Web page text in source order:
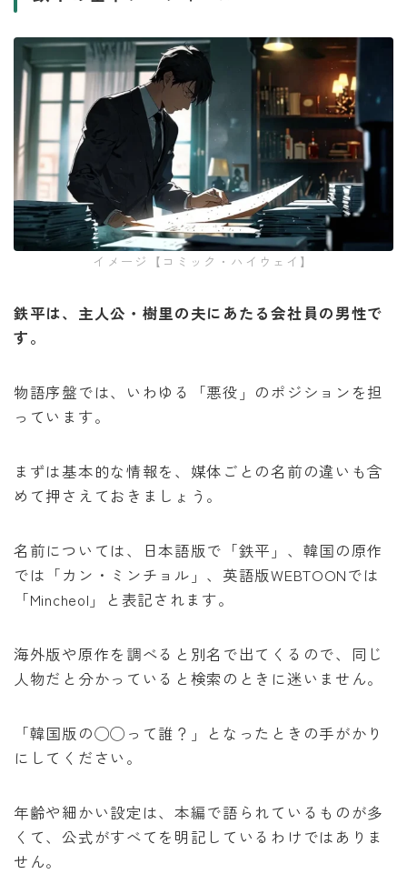
イメージ【コミック・ハイウェイ】
鉄平は、主人公・樹里の夫にあたる会社員の男性で
す。
物語序盤では、いわゆる「悪役」のポジションを担
っています。
まずは基本的な情報を、媒体ごとの名前の違いも含
めて押さえておきましょう。
名前については、日本語版で「鉄平」、韓国の原作
では「カン・ミンチョル」、英語版WEBTOONでは
「Mincheol」と表記されます。
海外版や原作を調べると別名で出てくるので、同じ
人物だと分かっていると検索のときに迷いません。
「韓国版の◯◯って誰？」となったときの手がかり
にしてください。
年齢や細かい設定は、本編で語られているものが多
くて、公式がすべてを明記しているわけではありま
せん。